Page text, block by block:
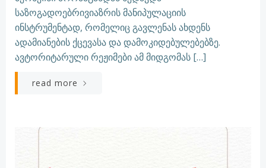
საზოგადოებრივიაზრის მანიპულაციის
ინსტრუმენტად, რომელიც გავლენას ახდენს
ადამიანების ქცევასა და დამოკიდებულებებზე.
ავტორიტარული რეჟიმები ამ მიდგომას […]
read more